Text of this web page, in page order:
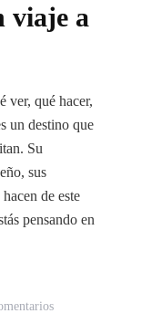
viaje a
ver, qué hacer,
un destino que
Su
sus
de este
pensando en
En